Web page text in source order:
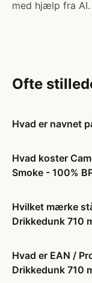
med hjælp fra AI.
Ofte
Hvad er navnet
Hvad koster
Smoke - 100%
Hvilket mærke
Drikkedunk 710
Hvad er EAN /
Drikkedunk 710